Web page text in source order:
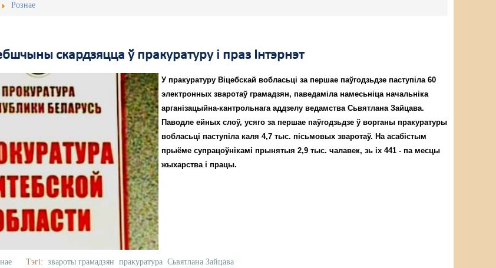
Рознае
скардзяцца ў пракуратуру і праз Інтэрнэт
У пракуратуру Віцебскай вобласьці за першае паўгодзьдзе паступіла 60
электронных зваротаў грамадзян, паведаміла намесьніца начальніка
арганізацыйна-кантрольнага аддзелу ведамства Сьвятлана Зайцава.
Паводле ейных слоў, усяго за першае паўгодзьдзе ў ворганы пракуратуры
вобласьці паступіла каля 4,7 тыс. пісьмовых зваротаў. На асабістым
прыёме супрацоўнікамі прынятыя 2,9 тыс. чалавек, зь іх 441 - па месцы
жыхарства і працы.
Тэгі: звароты грамадзян пракуратура Сьвятлана Зайцава